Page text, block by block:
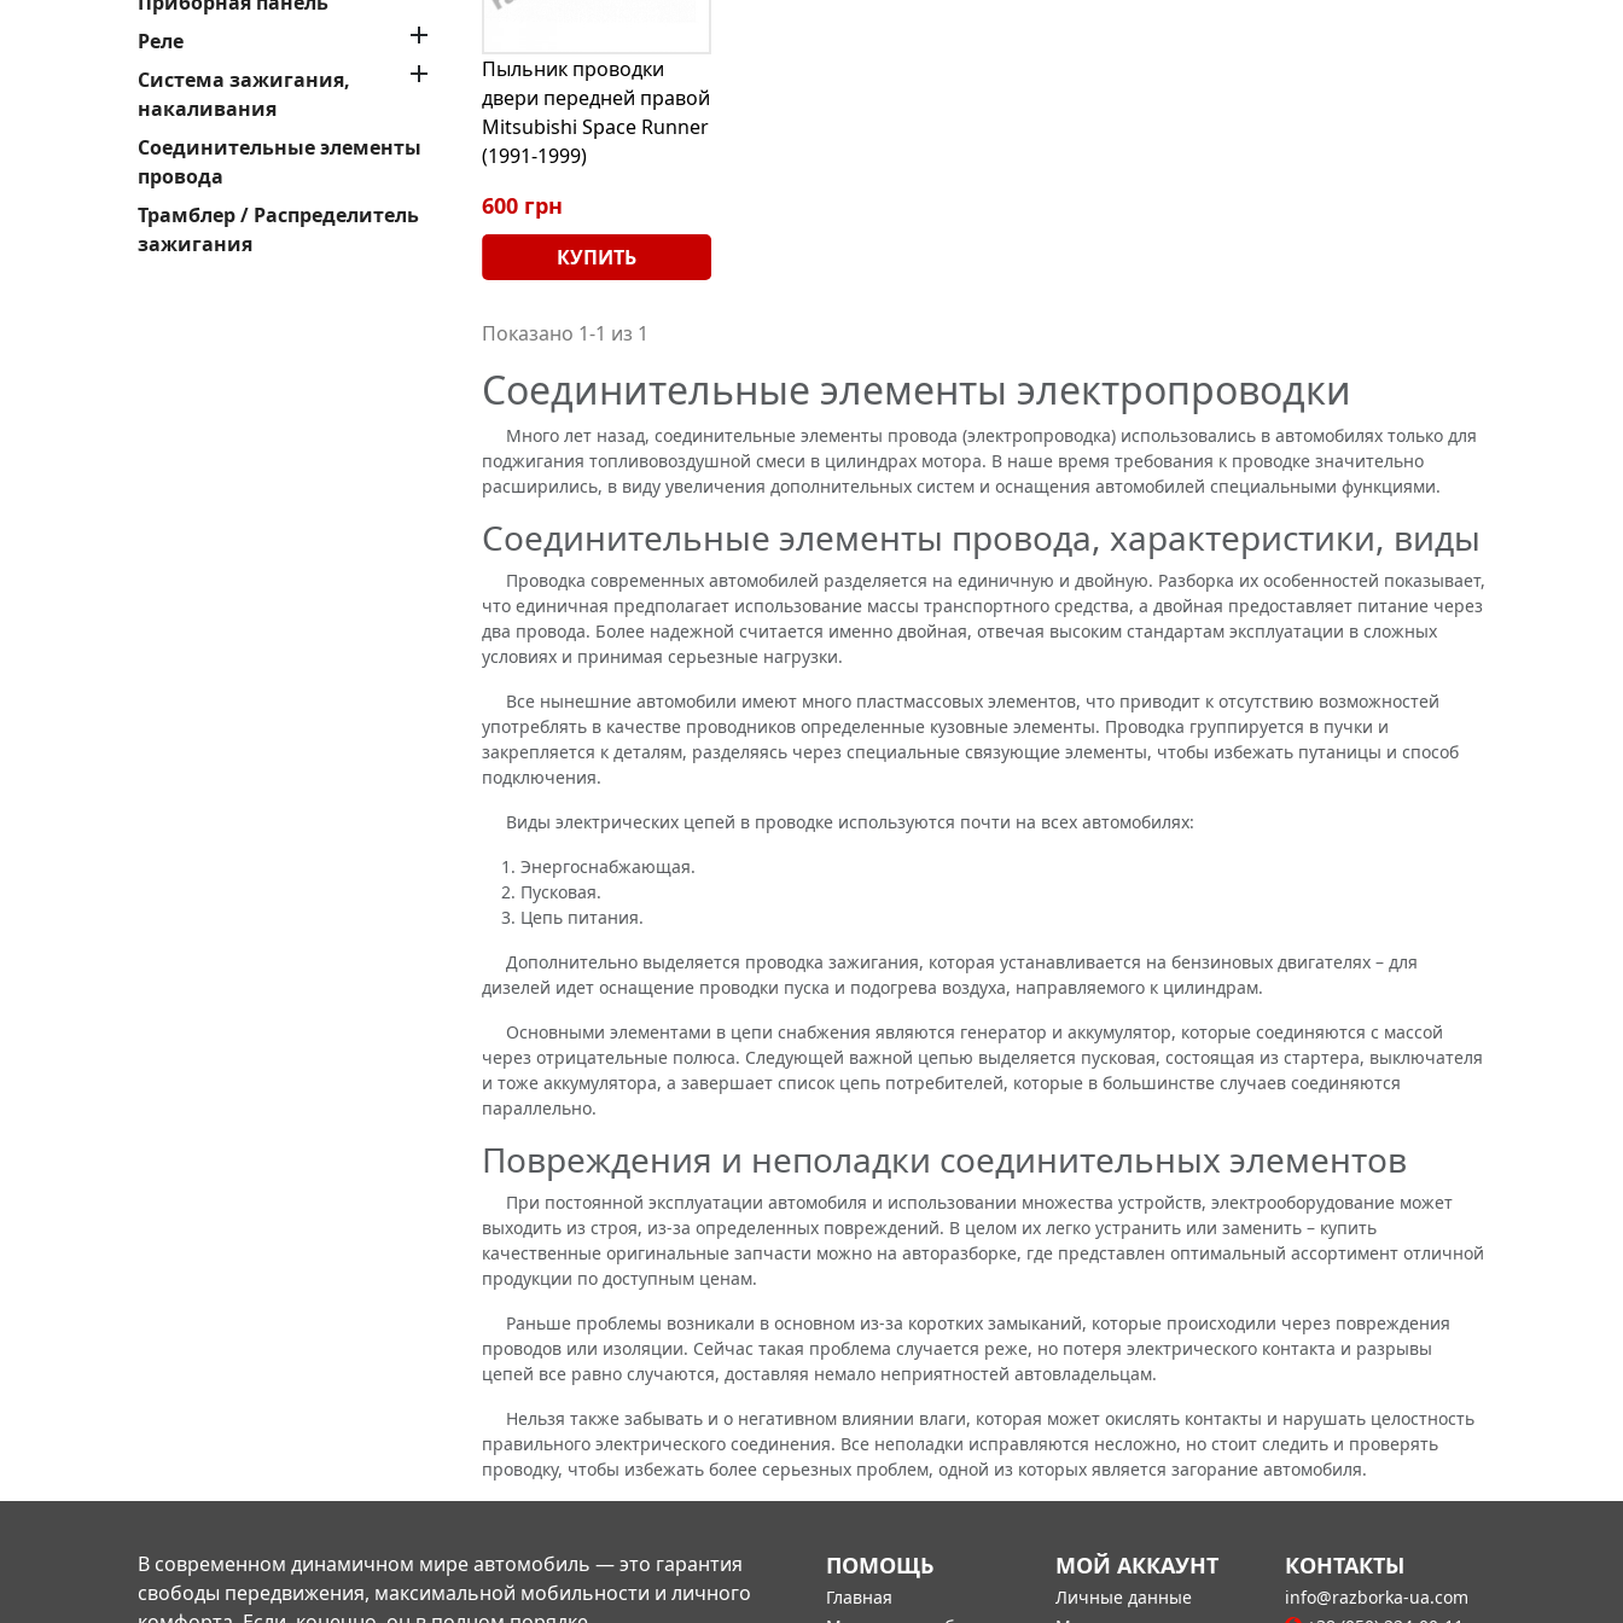
Реле

Система зажигания,
накаливания

Соединительные элементы
провода
Трамблер / Распределитель
зажигания
Пыльник проводки
двери передней правой
Mitsubishi Space Runner
(1991-1999)
600 грн
КУПИТЬ
Показано 1-1 из 1
Соединительные элементы электропроводки
Много лет назад, соединительные элементы провода (электропроводка) использовались в автомобилях только для
поджигания топливовоздушной смеси в цилиндрах мотора. В наше время требования к проводке значительно
расширились, в виду увеличения дополнительных систем и оснащения автомобилей специальными функциями.
Соединительные элементы провода, характеристики, виды
Проводка современных автомобилей разделяется на единичную и двойную. Разборка их особенностей показывает,
что единичная предполагает использование массы транспортного средства, а двойная предоставляет питание через
два провода. Более надежной считается именно двойная, отвечая высоким стандартам эксплуатации в сложных
условиях и принимая серьезные нагрузки.
Все нынешние автомобили имеют много пластмассовых элементов, что приводит к отсутствию возможностей
употреблять в качестве проводников определенные кузовные элементы. Проводка группируется в пучки и
закрепляется к деталям, разделяясь через специальные связующие элементы, чтобы избежать путаницы и способ
подключения.
Виды электрических цепей в проводке используются почти на всех автомобилях:
Энергоснабжающая.
Пусковая.
Цепь питания.
Дополнительно выделяется проводка зажигания, которая устанавливается на бензиновых двигателях – для
дизелей идет оснащение проводки пуска и подогрева воздуха, направляемого к цилиндрам.
Основными элементами в цепи снабжения являются генератор и аккумулятор, которые соединяются с массой
через отрицательные полюса. Следующей важной цепью выделяется пусковая, состоящая из стартера, выключателя
и тоже аккумулятора, а завершает список цепь потребителей, которые в большинстве случаев соединяются
параллельно.
Повреждения и неполадки соединительных элементов
При постоянной эксплуатации автомобиля и использовании множества устройств, электрооборудование может
выходить из строя, из-за определенных повреждений. В целом их легко устранить или заменить – купить
качественные оригинальные запчасти можно на авторазборке, где представлен оптимальный ассортимент отличной
продукции по доступным ценам.
Раньше проблемы возникали в основном из-за коротких замыканий, которые происходили через повреждения
проводов или изоляции. Сейчас такая проблема случается реже, но потеря электрического контакта и разрывы
цепей все равно случаются, доставляя немало неприятностей автовладельцам.
Нельзя также забывать и о негативном влиянии влаги, которая может окислять контакты и нарушать целостность
правильного электрического соединения. Все неполадки исправляются несложно, но стоит следить и проверять
проводку, чтобы избежать более серьезных проблем, одной из которых является загорание автомобиля.
В современном динамичном мире автомобиль — это гарантия
свободы передвижения, максимальной мобильности и личного
ПОМОЩЬ
Главная
МОЙ АККАУНТ
Личные данные
КОНТАКТЫ
info@razborka-ua.com